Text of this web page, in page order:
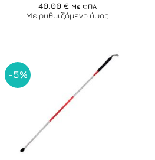
40.00 € Με ΦΠΑ
Με ρυθμιζόμενο ύψος
-5%